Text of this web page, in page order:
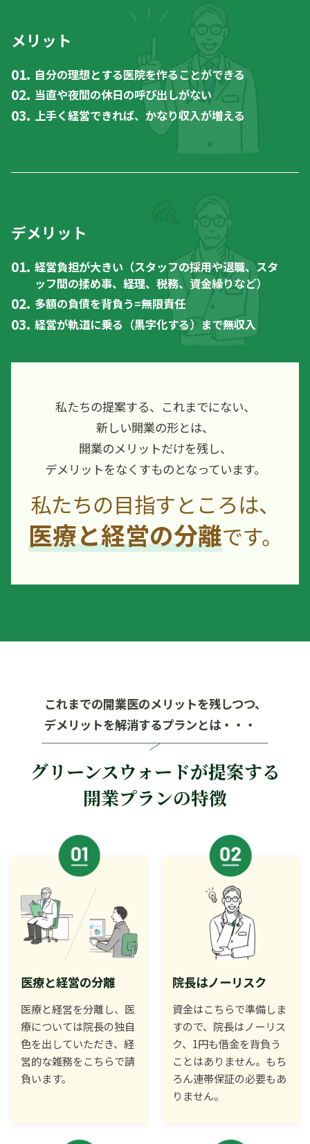
メリット
自分の理想とする医院を作ることができる
当直や夜間の休日の呼び出しがない
上手く経営できれば、かなり収入が増える
デメリット
経営負担が大きい（スタッフの採用や退職、スタ
ッフ間の揉め事、経理、税務、資金繰りなど）
多額の負債を背負う=無限責任
経営が軌道に乗る（黒字化する）まで無収入
私たちの提案する、これまでにない、
新しい開業の形とは、
開業のメリットだけを残し、
デメリットをなくすものとなっています。
私たちの目指すところは、
医療と経営の分離です。
これまでの開業医のメリットを残しつつ、
デメリットを解消するプランとは・・・
グリーンスウォードが提案する
開業プランの特徴
医療と経営の分離
医療と経営を分離し、医
療については院長の独自
色を出していただき、経
営的な雑務をこちらで請
負います。
院長はノーリスク
資金はこちらで準備しま
すので、院長はノーリス
ク、1円も借金を背負う
ことはありません。もち
ろん連帯保証の必要もあ
りません。